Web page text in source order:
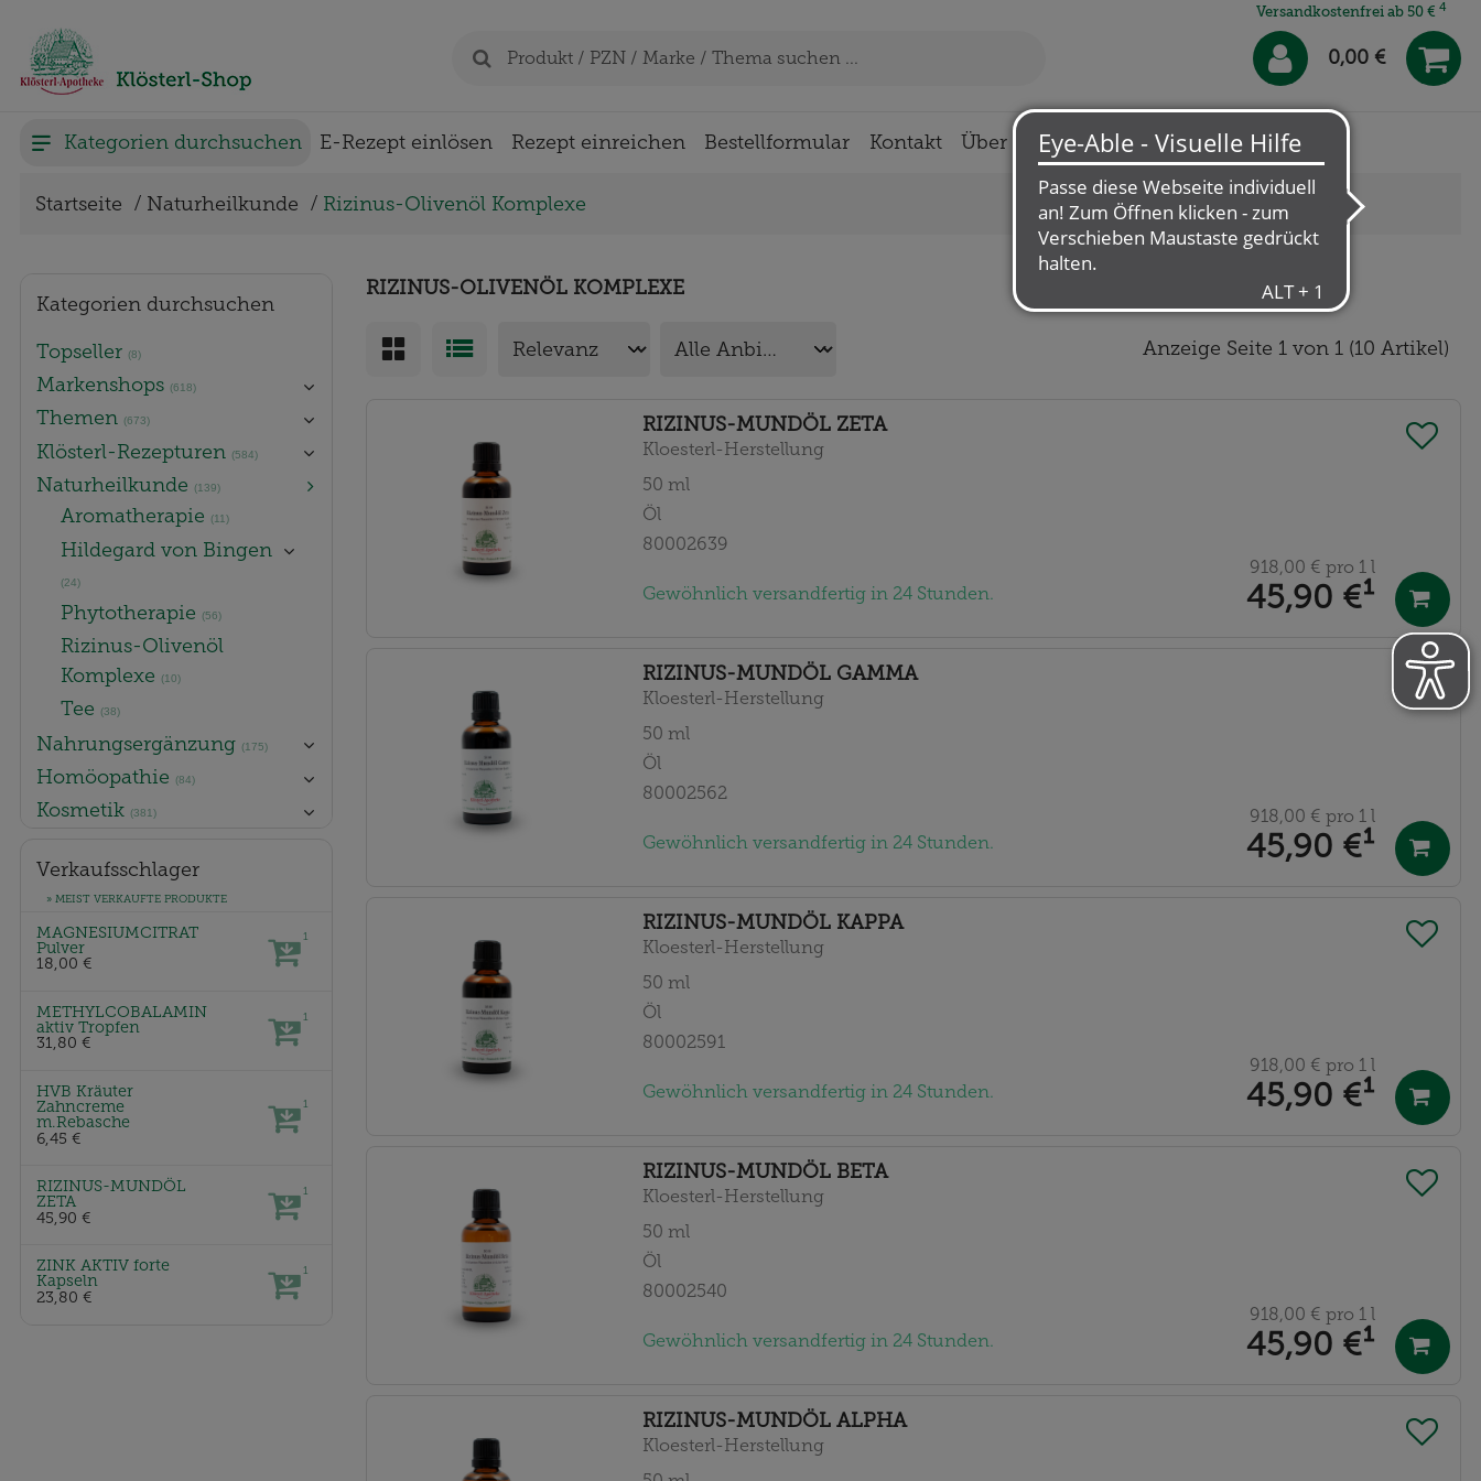
Versandkostenfrei ab 50 € 4
0,00 €
Kategorien durchsuchen E-Rezept einlösen Rezept einreichen Bestellformular Kontakt Über uns Klösterl-Apotheke
Startseite Naturheilkunde Rizinus-Olivenöl Komplexe
RIZINUS-OLIVENÖL KOMPLEXE
Anzeige Seite 1 von 1 (10 Artikel)
RIZINUS-MUNDÖL ZETA
Kloesterl-Herstellung
50 ml
Öl
80002639
Gewöhnlich versandfertig in 24 Stunden. 45,90 €¹
918,00 € pro 1 l
RIZINUS-MUNDÖL GAMMA
Kloesterl-Herstellung
50 ml
Öl
80002562
Gewöhnlich versandfertig in 24 Stunden. 45,90 €¹
918,00 € pro 1 l
RIZINUS-MUNDÖL KAPPA
Kloesterl-Herstellung
50 ml
Öl
80002591
Gewöhnlich versandfertig in 24 Stunden. 45,90 €¹
918,00 € pro 1 l
RIZINUS-MUNDÖL BETA
Kloesterl-Herstellung
50 ml
Öl
80002540
Gewöhnlich versandfertig in 24 Stunden. 45,90 €¹
918,00 € pro 1 l
RIZINUS-MUNDÖL ALPHA
Kloesterl-Herstellung
Kategorien durchsuchen
Topseller (8)
Markenshops (618)
Themen (673)
Klösterl-Rezepturen (584)
Naturheilkunde (139)
Aromatherapie (11)
Hildegard von Bingen
(24)
Phytotherapie (56)
Rizinus-Olivenöl
Komplexe
(10)
Tee (38)
Nahrungsergänzung (175)
Homöopathie (84)
Kosmetik (381)
Verkaufsschlager
» MEIST VERKAUFTE PRODUKTE
MAGNESIUMCITRAT
Pulver
18,00 €
1
METHYLCOBALAMIN
aktiv Tropfen
31,80 €
1
HVB Kräuter
Zahncreme
m.Rebasche
6,45 €
1
RIZINUS-MUNDÖL
ZETA
45,90 €
1
ZINK AKTIV forte
Kapseln
23,80 €
1